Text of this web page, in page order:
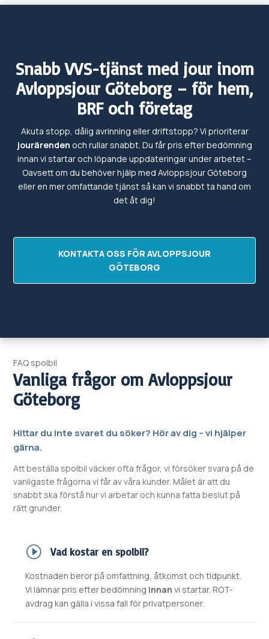
Snabb VVS-tjänst med jour inom
Avloppsjour Göteborg – för hem,
BRF och företag
Akuta stopp, dålig avrinning eller driftstopp? Vi prioriterar
jourärenden och rullar snabbt. Du får pris efter bedömning
innan vi startar och löpande uppdateringar under arbetet –
Oavsett om du behöver hjälp med AvloppsjourGöteborg
eller en mer omfattande tjänst så kan vi snabbt ta hand om
det åt dig!
KONTAKTA OSS FÖR AVLOPPSJOUR
GÖTEBORG
FAQ spolbil
Vanliga frågor omAvloppsjour
Göteborg
Hittar du inte svaret du söker? Hör av dig – vi hjälper
gärna.
Att beställa spolbil väcker ofta frågor, vi försöker svara på de
vanligaste frågorna vi får av våra kunder. Målet är att du
snabbt ska förstå hur vi arbetar och kunna fatta beslut på
rätt grunder.
Vad kostar en spolbil?
Kostnaden beror på omfattning, åtkomst och tidpunkt.
Vi lämnar pris efter bedömning innan vi startar. ROT-
avdrag kan gälla i vissa fall för privatpersoner.